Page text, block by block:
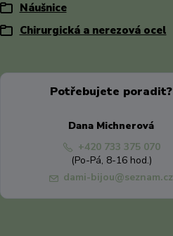
Náušnice
Chirurgická a nerezová ocel
Potřebujete poradit?
Dana Michnerová
+420 733 375 070
(Po-Pá, 8-16 hod.)
dami-bijou@seznam.cz